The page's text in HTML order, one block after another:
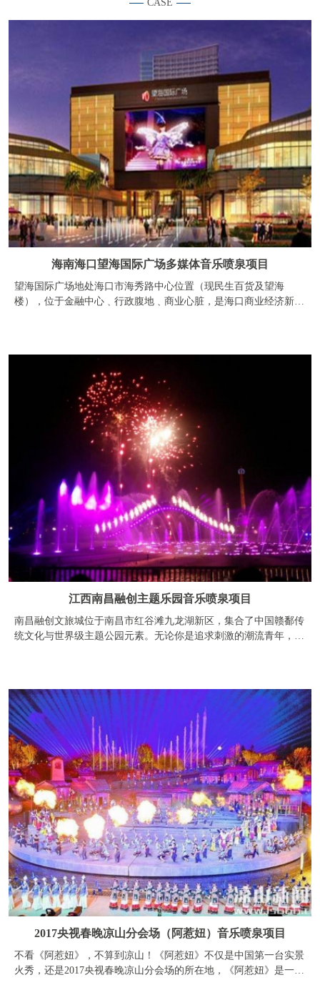
海南海口望海国际广场多媒体音乐喷泉项目
望海国际广场地处海口市海秀路中心位置（现民生百货及望海
楼），位于金融中心﹑行政腹地﹑商业心脏，是海口商业经济新纪
元的象征，是海口市乃至海南区域人流量最大的繁华商业区，具有
绝对优势的商业氛围。周边基础设施完善，商业﹑金融﹑文化﹑娱
乐和市政配套齐全。望海
江西南昌融创主题乐园音乐喷泉项目
南昌融创文旅城位于南昌市红谷滩九龙湖新区，集合了中国赣鄱传
统文化与世界级主题公园元素。无论你是追求刺激的潮流青年，寻
找浪漫的甜蜜情侣，还是想要给孩子一个梦幻童年的家长，南昌融
创乐园都可以满足你。融创乐园中国内最长的木质过山车“竹林绿
蟒”、最高最快的过
2017央视春晚凉山分会场（阿惹妞）音乐喷泉项目
不看《阿惹妞》，不算到凉山！《阿惹妞》不仅是中国第一台实景
火秀，还是2017央视春晚凉山分会场的所在地，《阿惹妞》是一首
情歌，一方情感，更是一种情怀“火”作为彝族的生命图腾贯穿全
剧，从民族源起的脚步，到彝人世俗风情的展开，从阿惹妞情与爱
的相遇相知到火